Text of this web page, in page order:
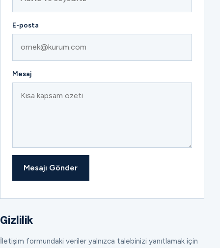
E-posta
Mesaj
Mesajı Gönder
Gizlilik
İletişim formundaki veriler yalnızca talebinizi yanıtlamak için